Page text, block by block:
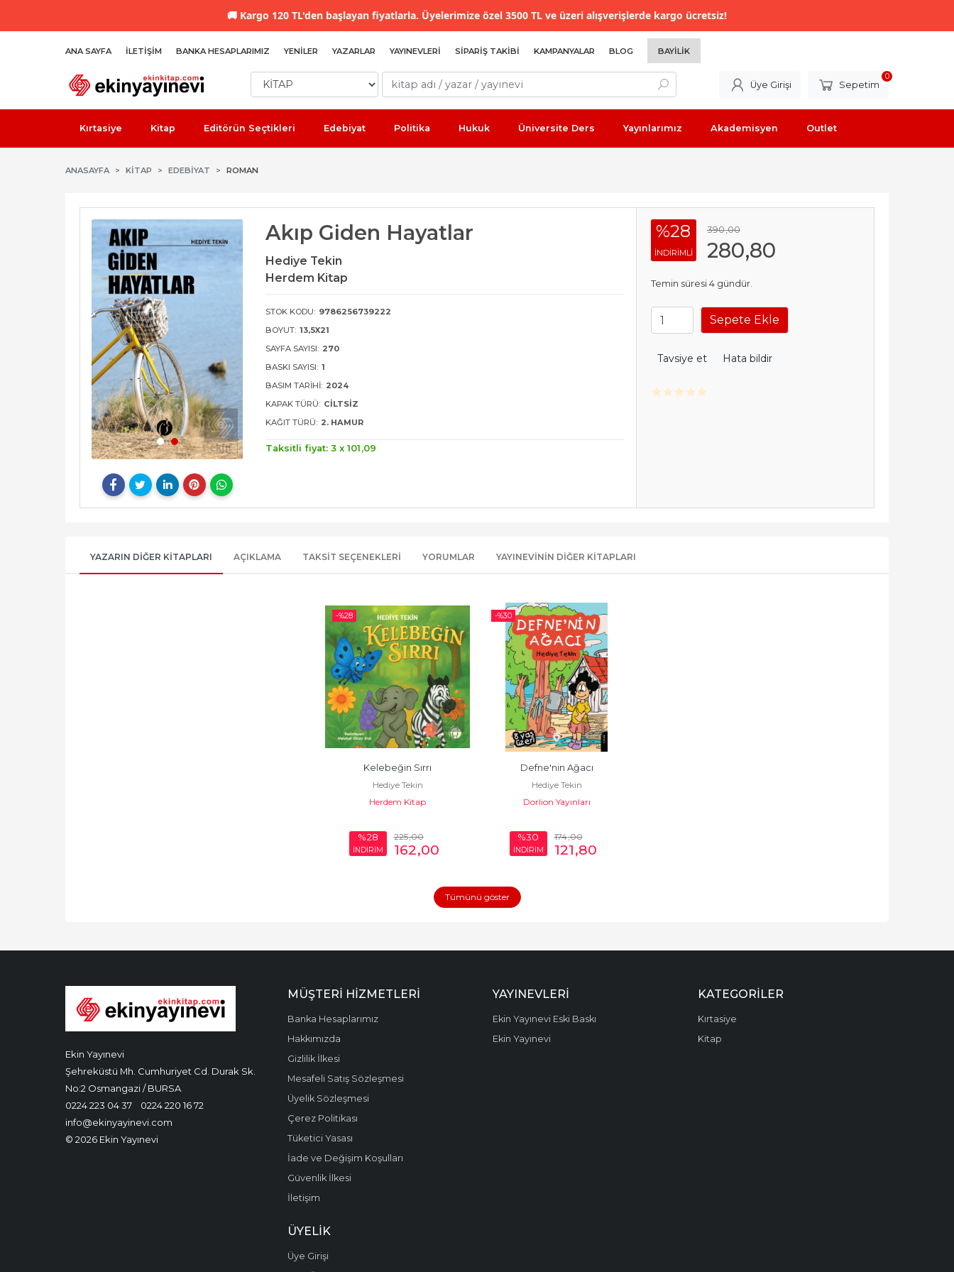
🚚 Kargo 120 TL'den başlayan fiyatlarla. Üyelerimize özel 3500 TL ve üzeri alışverişlerde kargo ücretsiz!
ANA SAYFA İLETIŞIM BANKA HESAPLARIMIZ YENILER YAZARLAR YAYINEVLERI SIPARIŞ TAKIBI KAMPANYALAR BLOG BAYILIK
Üye Girişi Sepetim
0
Kırtasiye Kitap Editörün Seçtikleri Edebiyat Politika Hukuk Üniversite Ders Yayınlarımız Akademisyen Outlet
ANASAYFA KİTAP EDEBIYAT ROMAN
Akıp Giden Hayatlar
Hediye Tekin
Herdem Kitap
STOK KODU: 9786256739222
BOYUT: 13,5X21
SAYFA SAYISI: 270
BASKI SAYISI: 1
BASIM TARIHI: 2024
KAPAK TÜRÜ: CILTSIZ
KAĞIT TÜRÜ: 2. HAMUR
Taksitli fiyat: 3 x101 ,09
%28
INDIRIMLI
390,00
280,80
Temin süresi 4 gündür.
Sepete Ekle
Tavsiye et Hata bildir
YAZARIN DIĞER KITAPLARI AÇIKLAMA TAKSIT SEÇENEKLERI YORUMLAR YAYINEVININ DIĞER KITAPLARI
-%28
Kelebeğin Sırrı
Hediye Tekin
Herdem Kitap
%28
İNDİRİM
225,00
162,00
-%30
Defne'nin Ağacı
Hediye Tekin
Dorlion Yayınları
%30
İNDİRİM
174,00
121,80
Tümünü göster
Ekin Yayınevi
Şehreküstü Mh. Cumhuriyet Cd. Durak Sk.
No:2 Osmangazi / BURSA
0224 223 04 37
0224 220 16 72
info@ekinyayinevi.com
© 2026 Ekin Yayınevi
MÜŞTERI HIZMETLERI
Banka Hesaplarımız
Hakkımızda
Gizlilik İlkesi
Mesafeli Satış Sözleşmesi
Üyelik Sözleşmesi
Çerez Politikası
Tüketici Yasası
İade ve Değişim Koşulları
Güvenlik İlkesi
İletişim
YAYINEVLERI
Ekin Yayınevi Eski Baskı
Ekin Yayınevi
KATEGORILER
Kırtasiye
Kitap
ÜYELIK
Üye Girişi